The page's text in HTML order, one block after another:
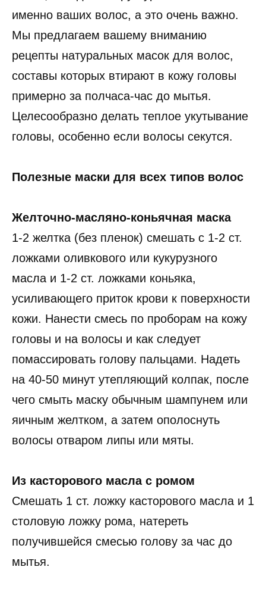
именно ваших волос, а это очень важно.
Мы предлагаем вашему вниманию
рецепты натуральных масок для волос,
составы которых втирают в кожу головы
примерно за полчаса-час до мытья.
Целесообразно делать теплое укутывание
головы, особенно если волосы секутся.
Полезные маски для всех типов волос
Желточно-масляно-коньячная маска
1-2 желтка (без пленок) смешать с 1-2 ст.
ложками оливкового или кукурузного
масла и 1-2 ст. ложками коньяка,
усиливающего приток крови к поверхности
кожи. Нанести смесь по проборам на кожу
головы и на волосы и как следует
помассировать голову пальцами. Надеть
на 40-50 минут утепляющий колпак, после
чего смыть маску обычным шампунем или
яичным желтком, а затем ополоснуть
волосы отваром липы или мяты.
Из касторового масла с ромом
Смешать 1 ст. ложку касторового масла и 1
столовую ложку рома, натереть
получившейся смесью голову за час до
мытья.